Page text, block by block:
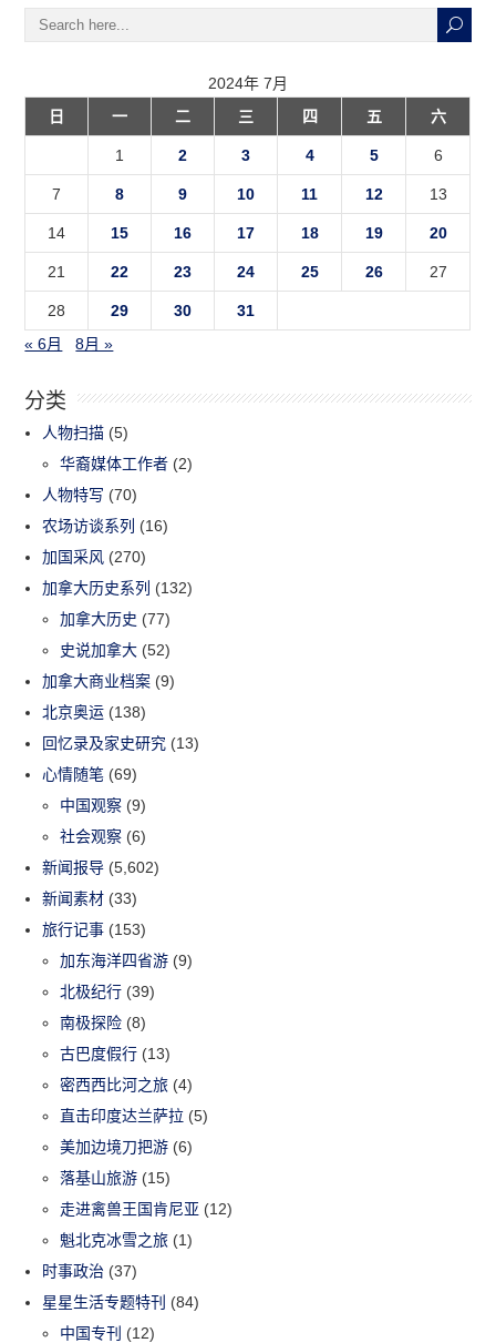
2024年 7月
日
一 二 三 四 五 六
1 2 3 4 5 6
7 8 9 10 11 12 13
14 15 16 17 18 19 20
21 22 23 24 25 26 27
28 29 30
31
« 6月
8月 »
分类
人物扫描 (5)
华裔媒体工作者 (2)
人物特写 (70)
农场访谈系列 (16)
加国采风 (270)
加拿大历史系列 (132)
加拿大历史 (77)
史说加拿大 (52)
加拿大商业档案 (9)
北京奥运 (138)
回忆录及家史研究 (13)
心情随笔 (69)
中国观察 (9)
社会观察 (6)
新闻报导 (5,602)
新闻素材 (33)
旅行记事 (153)
加东海洋四省游 (9)
北极纪行 (39)
南极探险 (8)
古巴度假行 (13)
密西西比河之旅 (4)
直击印度达兰萨拉 (5)
美加边境刀把游 (6)
落基山旅游 (15)
走进禽兽王国肯尼亚 (12)
魁北克冰雪之旅 (1)
时事政治 (37)
星星生活专题特刊 (84)
中国专刊 (12)